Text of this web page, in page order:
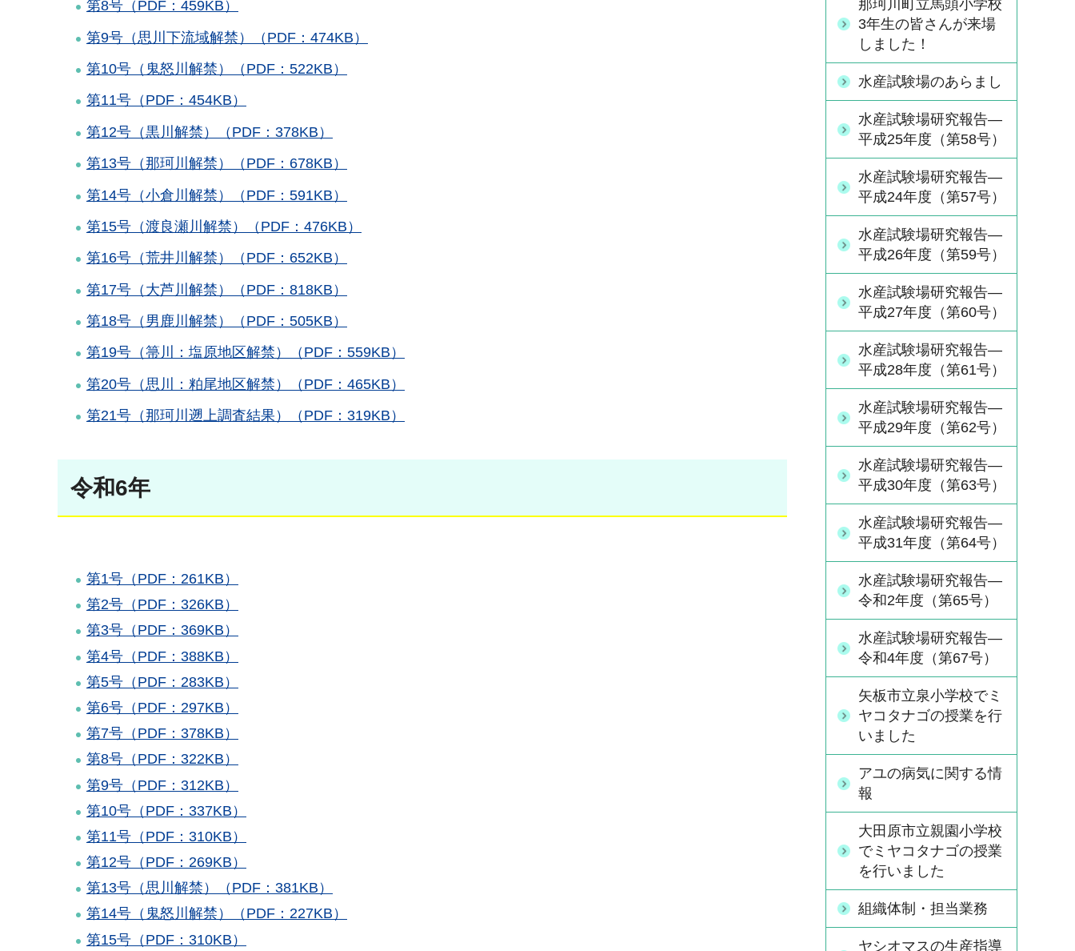
第8号（PDF：459KB）
第9号（思川下流域解禁）（PDF：474KB）
第10号（鬼怒川解禁）（PDF：522KB）
第11号（PDF：454KB）
第12号（黒川解禁）（PDF：378KB）
第13号（那珂川解禁）（PDF：678KB）
第14号（小倉川解禁）（PDF：591KB）
第15号（渡良瀬川解禁）（PDF：476KB）
第16号（荒井川解禁）（PDF：652KB）
第17号（大芦川解禁）（PDF：818KB）
第18号（男鹿川解禁）（PDF：505KB）
第19号（箒川：塩原地区解禁）（PDF：559KB）
第20号（思川：粕尾地区解禁）（PDF：465KB）
第21号（那珂川遡上調査結果）（PDF：319KB）
令和6年
第1号（PDF：261KB）
第2号（PDF：326KB）
第3号（PDF：369KB）
第4号（PDF：388KB）
第5号（PDF：283KB）
第6号（PDF：297KB）
第7号（PDF：378KB）
第8号（PDF：322KB）
第9号（PDF：312KB）
第10号（PDF：337KB）
第11号（PDF：310KB）
第12号（PDF：269KB）
第13号（思川解禁）（PDF：381KB）
第14号（鬼怒川解禁）（PDF：227KB）
第15号（PDF：310KB）
那珂川町立馬頭小学校
3年生の皆さんが来場
しました！
水産試験場のあらまし
水産試験場研究報告―
平成25年度（第58号）
水産試験場研究報告―
平成24年度（第57号）
水産試験場研究報告―
平成26年度（第59号）
水産試験場研究報告―
平成27年度（第60号）
水産試験場研究報告―
平成28年度（第61号）
水産試験場研究報告―
平成29年度（第62号）
水産試験場研究報告―
平成30年度（第63号）
水産試験場研究報告―
平成31年度（第64号）
水産試験場研究報告―
令和2年度（第65号）
水産試験場研究報告―
令和4年度（第67号）
矢板市立泉小学校でミ
ヤコタナゴの授業を行
いました
アユの病気に関する情
報
大田原市立親園小学校
でミヤコタナゴの授業
を行いました
組織体制・担当業務
ヤシオマスの生産指導